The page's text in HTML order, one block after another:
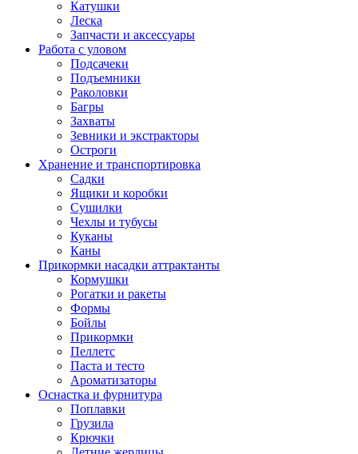
Катушки
Леска
Запчасти и аксессуары
Работа с уловом
Подсачеки
Подъемники
Раколовки
Багры
Захваты
Зевники и экстракторы
Остроги
Хранение и транспортировка
Садки
Ящики и коробки
Сушилки
Чехлы и тубусы
Куканы
Каны
Прикормки насадки аттрактанты
Кормушки
Рогатки и ракеты
Формы
Бойлы
Прикормки
Пеллетс
Паста и тесто
Ароматизаторы
Оснастка и фурнитура
Поплавки
Грузила
Крючки